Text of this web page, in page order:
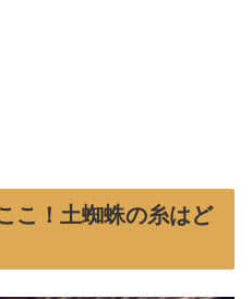
こ！土蜘蛛の糸はど